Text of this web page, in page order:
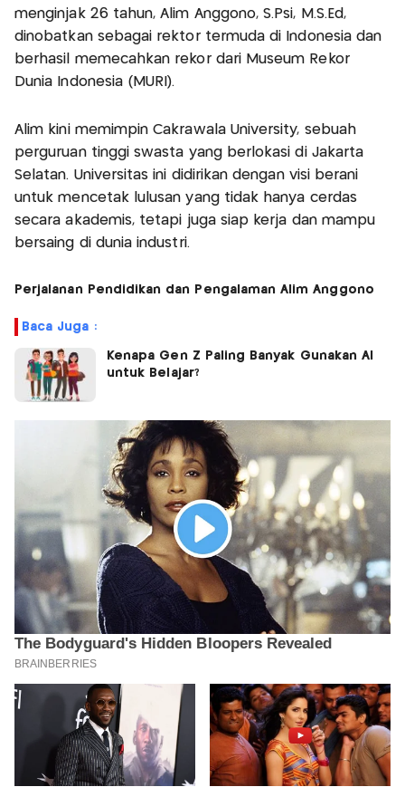
menginjak 26 tahun, Alim Anggono, S.Psi, M.S.Ed,
dinobatkan sebagai rektor termuda di Indonesia dan
berhasil memecahkan rekor dari Museum Rekor
Dunia Indonesia (MURI).
Alim kini memimpin Cakrawala University, sebuah
perguruan tinggi swasta yang berlokasi di Jakarta
Selatan. Universitas ini didirikan dengan visi berani
untuk mencetak lulusan yang tidak hanya cerdas
secara akademis, tetapi juga siap kerja dan mampu
bersaing di dunia industri.
Perjalanan Pendidikan dan Pengalaman Alim Anggono
Baca Juga :
Kenapa Gen Z Paling Banyak Gunakan AI
untuk Belajar?